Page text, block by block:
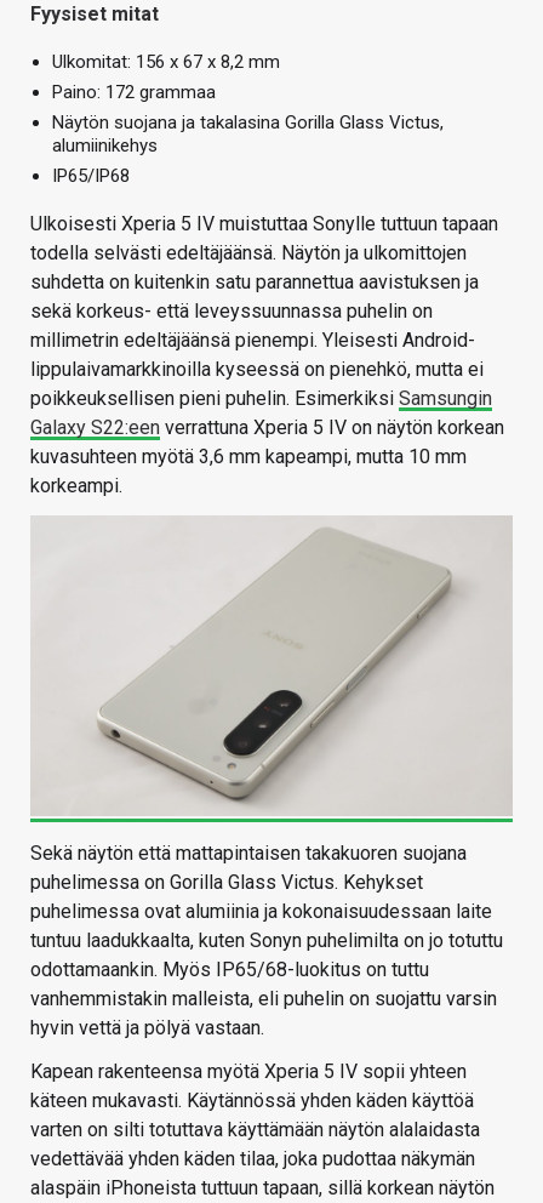
Fyysiset mitat
Ulkomitat: 156 x 67 x 8,2 mm
Paino: 172 grammaa
Näytön suojana ja takalasina Gorilla Glass Victus,
alumiinikehys
IP65/IP68
Ulkoisesti Xperia 5 IV muistuttaa Sonylle tuttuun tapaan
todella selvästi edeltäjäänsä. Näytön ja ulkomittojen
suhdetta on kuitenkin satu parannettua aavistuksen ja
sekä korkeus- että leveyssuunnassa puhelin on
millimetrin edeltäjäänsä pienempi. Yleisesti Android-
lippulaivamarkkinoilla kyseessä on pienehkö, mutta ei
poikkeuksellisen pieni puhelin. Esimerkiksi Samsungin
Galaxy S22:een verrattuna Xperia 5 IV on näytön korkean
kuvasuhteen myötä 3,6 mm kapeampi, mutta 10 mm
korkeampi.
Sekä näytön että mattapintaisen takakuoren suojana
puhelimessa on Gorilla Glass Victus. Kehykset
puhelimessa ovat alumiinia ja kokonaisuudessaan laite
tuntuu laadukkaalta, kuten Sonyn puhelimilta on jo totuttu
odottamaankin. Myös IP65/68-luokitus on tuttu
vanhemmistakin malleista, eli puhelin on suojattu varsin
hyvin vettä ja pölyä vastaan.
Kapean rakenteensa myötä Xperia 5 IV sopii yhteen
käteen mukavasti. Käytännössä yhden käden käyttöä
varten on silti totuttava käyttämään näytön alalaidasta
vedettävää yhden käden tilaa, joka pudottaa näkymän
alaspäin iPhoneista tuttuun tapaan, sillä korkean näytön